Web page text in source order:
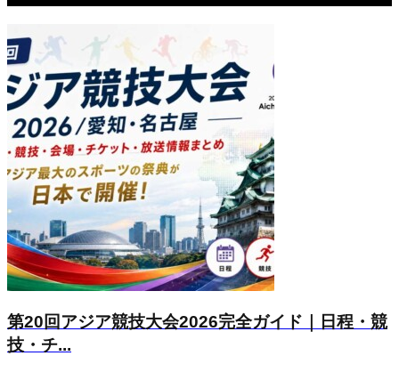
第20回アジア競技大会2026完全ガイド｜日程・競
技・チ...